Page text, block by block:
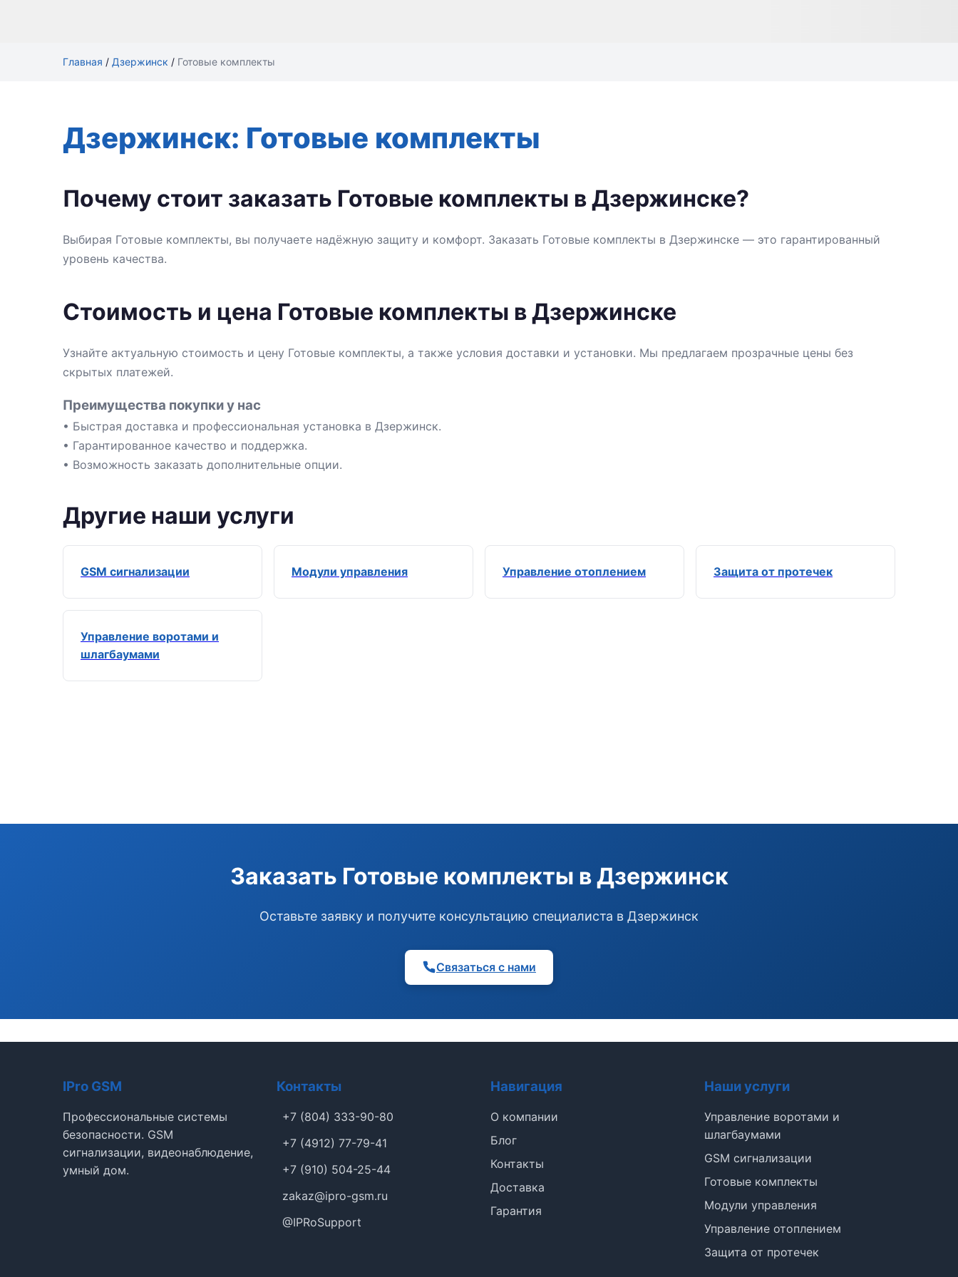
Главная / Дзержинск / Готовые комплекты
Дзержинск: Готовые комплекты
Почему стоит заказать Готовые комплекты в Дзержинске?
Выбирая Готовые комплекты, вы получаете надёжную защиту и комфорт. Заказать Готовые комплекты в Дзержинске — это гарантированный
уровень качества.
Стоимость и цена Готовые комплекты в Дзержинске
Узнайте актуальную стоимость и цену Готовые комплекты, а также условия доставки и установки. Мы предлагаем прозрачные цены без
скрытых платежей.
Преимущества покупки у нас
• Быстрая доставка и профессиональная установка в Дзержинск.
• Гарантированное качество и поддержка.
• Возможность заказать дополнительные опции.
Другие наши услуги
GSM сигнализации Модули управления Управление отоплением Защита от протечек
Управление воротами и
шлагбаумами
Заказать Готовые комплекты в Дзержинск
Оставьте заявку и получите консультацию специалиста в Дзержинск
Связаться с нами
IPro GSM
Профессиональные системы
безопасности. GSM
сигнализации, видеонаблюдение,
умный дом.
Контакты
+7 (804) 333-90-80
+7 (4912) 77-79-41
+7 (910) 504-25-44
zakaz@ipro-gsm.ru
@IPRoSupport
Навигация
О компании
Блог
Контакты
Доставка
Гарантия
Наши услуги
Управление воротами и
шлагбаумами
GSM сигнализации
Готовые комплекты
Модули управления
Управление отоплением
Защита от протечек
Э
Здравствуйте!
модуль управления или готовый комплект.
Подобрать сигнализацию
Узнать цену и наличие
Написать в Telegram
Здравствуйте! Чем помочь?